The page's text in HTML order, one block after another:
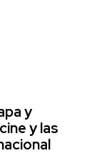
y
y las